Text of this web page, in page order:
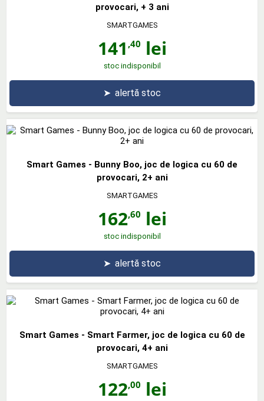
provocari, + 3 ani
SMARTGAMES
141 ,40 lei
stoc indisponibil
➤ alertă stoc
Smart Games - Bunny Boo, joc de logica cu 60 de
provocari, 2+ ani
SMARTGAMES
162,60 lei
stoc indisponibil
➤ alertă stoc
Smart Games - Smart Farmer, joc de logica cu 60 de
provocari, 4+ ani
SMARTGAMES
122,00 lei